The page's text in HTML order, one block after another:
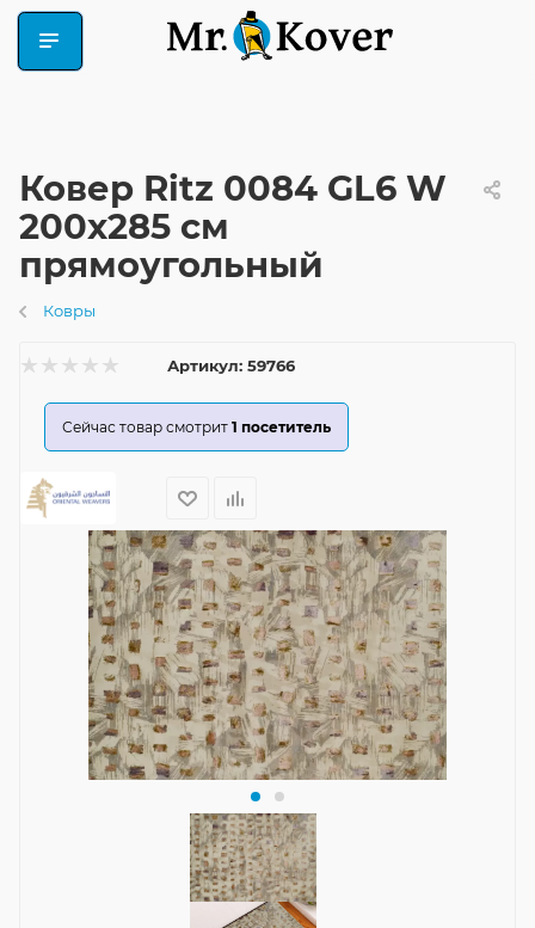
Ковер Ritz 0084 GL6 W
200x285 см
прямоугольный
Ковры
Артикул: 59766
Сейчас товар смотрит 1 посетитель